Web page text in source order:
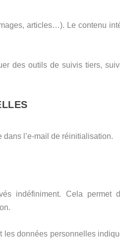
articles…). Le contenu
des outils de suivis tiers,
l’e-mail de réinitialisation.
indéfiniment. Cela permet
les données personnelles